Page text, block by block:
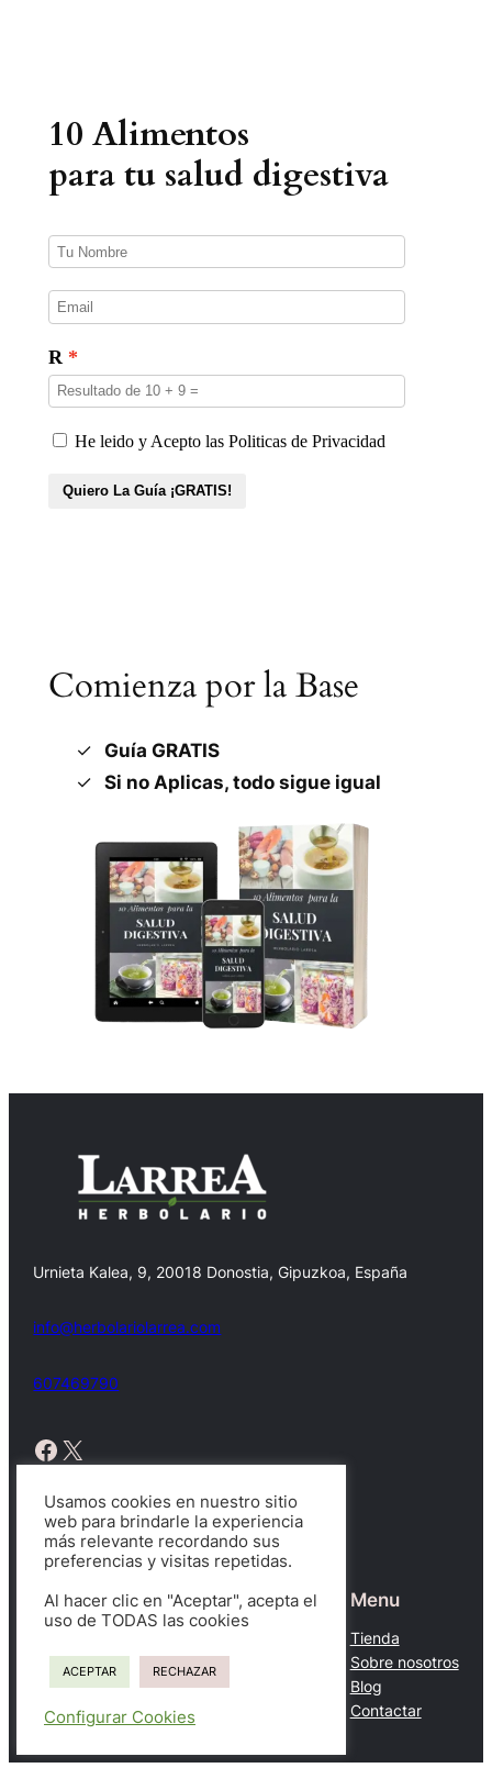
o
d
c
t
s
10 Alimentos
para tu salud digestiva
Comienza por la Base
Guía GRATIS
Si no Aplicas, todo sigue igual
Urnieta Kalea, 9, 20018 Donostia, Gipuzkoa, España
info@herbolariolarrea.com
607469790
Facebook X
Copyright © 2026.
Tratamientos
Colitis Ulcerosa
Colon Irritable
Ver más…
Legal
Política de cookies
Condiciones del servicio
Menu
Tienda
Sobre nosotros
Blog
Contactar
Usamos cookies en nuestro sitio
web para brindarle la experiencia
más relevante recordando sus
preferencias y visitas repetidas.
Al hacer clic en "Aceptar", acepta el
uso de TODAS las cookies
ACEPTAR RECHAZAR
Configurar Cookies